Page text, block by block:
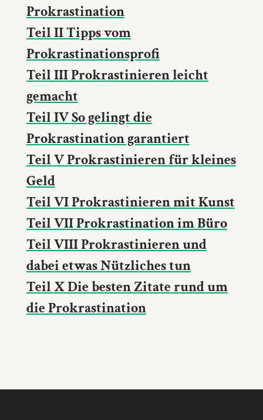
Prokrastination
Teil II Tipps vom
Prokrastinationsprofi
Teil III Prokrastinieren leicht
gemacht
Teil IV So gelingt die
Prokrastination garantiert
Teil V Prokrastinieren für kleines
Geld
Teil VI Prokrastinieren mit Kunst
Teil VII Prokrastination im Büro
Teil VIII Prokrastinieren und
dabei etwas Nützliches tun
Teil X Die besten Zitate rund um
die Prokrastination